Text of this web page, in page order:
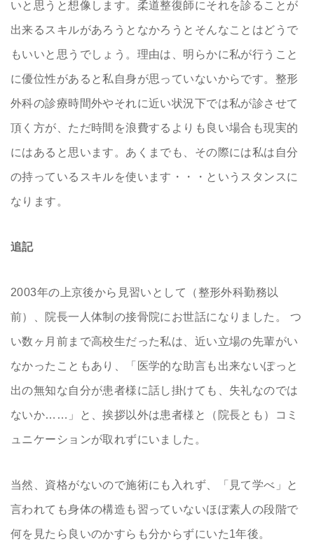
いと思うと想像します。柔道整復師にそれを診ることが
出来るスキルがあろうとなかろうとそんなことはどうで
もいいと思うでしょう。理由は、明らかに私が行うこと
に優位性があると私自身が思っていないからです。整形
外科の診療時間外やそれに近い状況下では私が診させて
頂く方が、ただ時間を浪費するよりも良い場合も現実的
にはあると思います。あくまでも、その際には私は自分
の持っているスキルを使います・・・というスタンスに
なります。
追記
2003年の上京後から見習いとして（整形外科勤務以
前）、院長一人体制の接骨院にお世話になりました。 つ
い数ヶ月前まで高校生だった私は、近い立場の先輩がい
なかったこともあり、「医学的な助言も出来ないぽっと
出の無知な自分が患者様に話し掛けても、失礼なのでは
ないか……」と、挨拶以外は患者様と（院長とも）コミ
ュニケーションが取れずにいました。
当然、資格がないので施術にも入れず、「見て学べ」と
言われても身体の構造も習っていないほぼ素人の段階で
何を見たら良いのかすらも分からずにいた1年後。